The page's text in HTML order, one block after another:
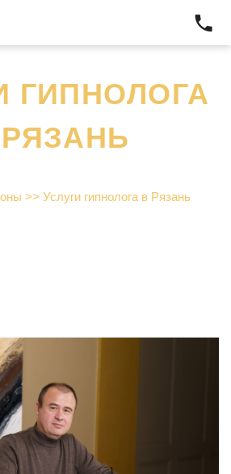
ГИПНОЛОГА
>> Услуги гипнолога в Рязань